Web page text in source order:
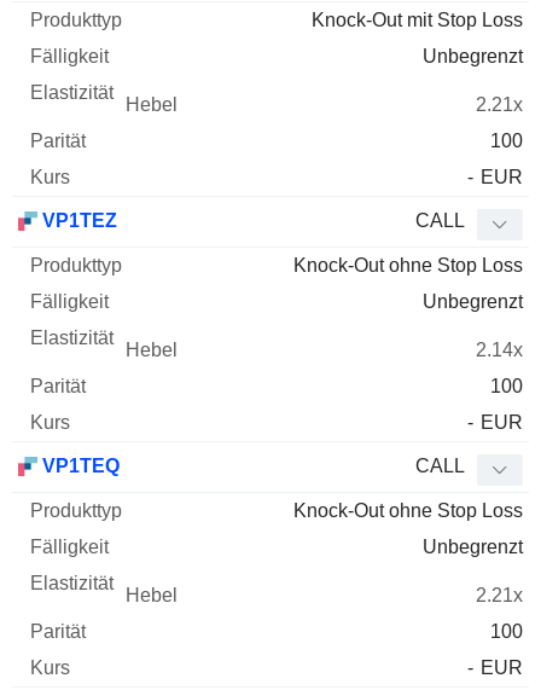
Knock-Out mit Stop Loss
Unbegrenzt
2.21x
100
- EUR
VP1TEZ CALL
Knock-Out ohne Stop Loss
Unbegrenzt
2.14x
100
- EUR
VP1TEQ CALL
Knock-Out ohne Stop Loss
Unbegrenzt
2.21x
100
- EUR